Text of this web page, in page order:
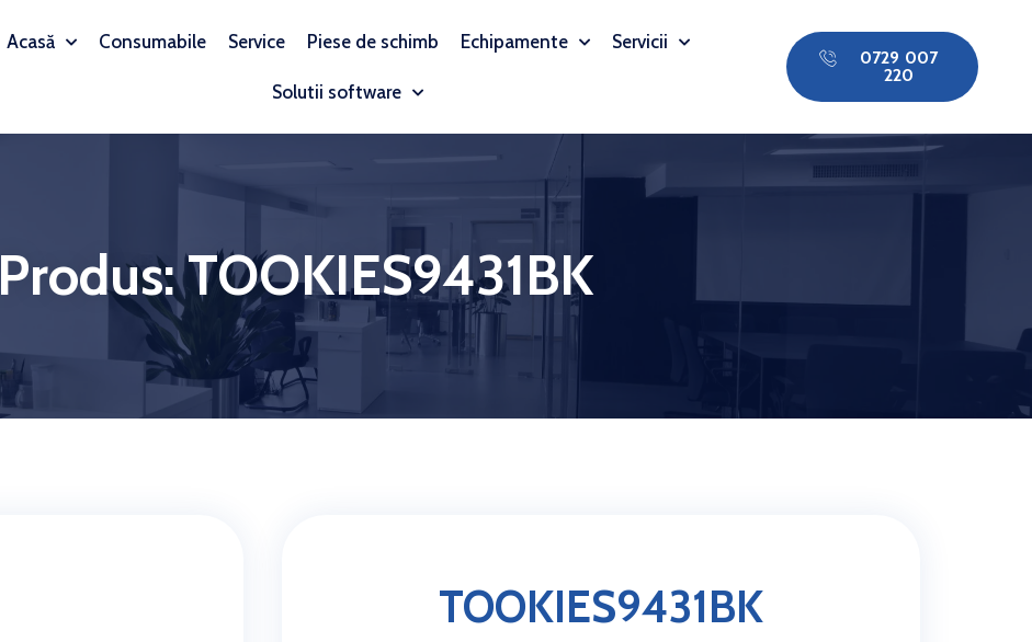
Acasă Consumabile Service Piese de schimb Echipamente Servicii
Solutii software
0729 007
220
Produs: TOOKIES9431BK
TOOKIES9431BK